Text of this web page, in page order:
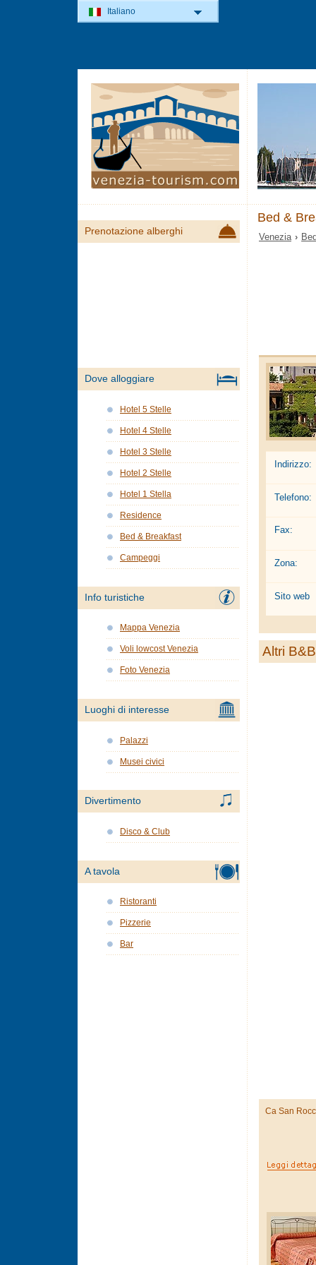
Bed &
Venezia ›
Indirizzo:
Telefono:
Fax:
Zona:
Sito web
Altri B&B
Ca San
Prenotazione alberghi
Dove alloggiare
Hotel 5 Stelle
Hotel 4 Stelle
Hotel 3 Stelle
Hotel 2 Stelle
Hotel 1 Stella
Residence
Bed & Breakfast
Campeggi
Info turistiche
Mappa Venezia
Voli lowcost Venezia
Foto Venezia
Luoghi di interesse
Palazzi
Musei civici
Divertimento
Disco & Club
A tavola
Ristoranti
Pizzerie
Bar
Italiano